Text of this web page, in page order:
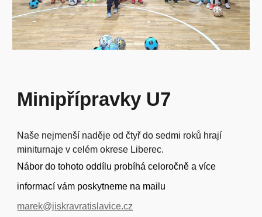
Minipřípravky U7
Naše nejmenší naděje od čtyř do sedmi roků hrají
miniturnaje v celém okrese Liberec.
Nábor do tohoto oddílu probíhá celoročně a více
informací vám poskytneme na mailu
marek@jiskravratislavice.cz